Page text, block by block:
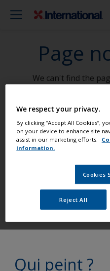
Page
We can't find the
Go To
Qui peint ?
Peignez votre
Retrouvez
garder votre
confiance
We respect your privacy.
By clicking “Accept All Cookies”,
on your device to enhance site
assist in our marketing efforts.
information.
Cookies
Reject All